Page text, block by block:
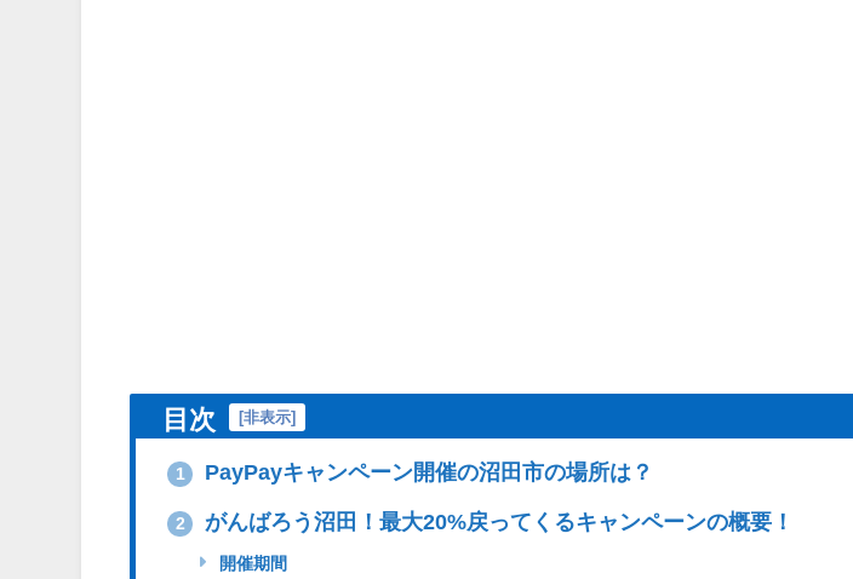
目次 [非表示]
1 PayPayキャンペーン開催の沼田市の場所は？
2 がんばろう沼田！最大20%戻ってくるキャンペーンの概要！
開催期間